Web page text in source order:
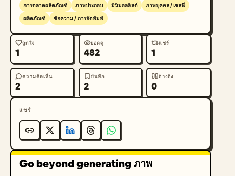
การตลาดผลิตภัณฑ์ ภาพประกอบ มินิมอลลิสต์ ภาพบุคคล / เซลฟี่
ผลิตภัณฑ์ ข้อความ / การจัดพิมพ์
ถูกใจ
1
ยอดดู
482
แชร์
1
ความคิดเห็น
2
บันทึก
2
อ้างอิง
0
แชร์
Go beyond generating ภาพ